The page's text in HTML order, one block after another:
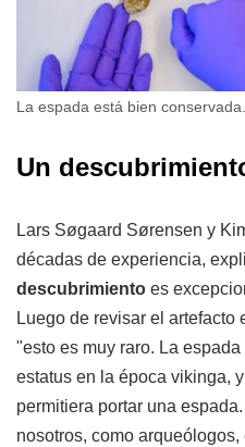
La espada está bien conservada.
Un
Lars Søgaard Sørensen y
décadas de experiencia,
descubrimiento es
Luego de revisar el
"esto es muy raro. La
estatus en la época vikinga,
permitiera portar una
nosotros, como